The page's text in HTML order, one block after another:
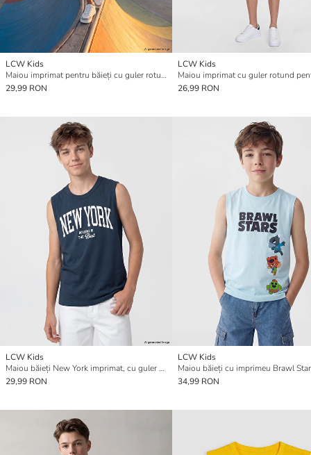
LCW Kids
Maiou imprimat pentru băieți cu guler rotund
29,99 RON
LCW Kids
26,99 RON
LCW Kids
Maiou băieți New York imprimat, cu guler rotund
29,99 RON
LCW Kids
34,99 RON